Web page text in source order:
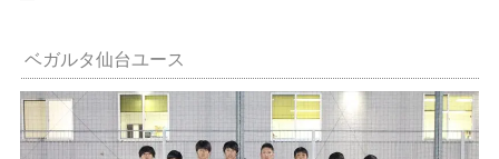
ベガルタ仙台ユース